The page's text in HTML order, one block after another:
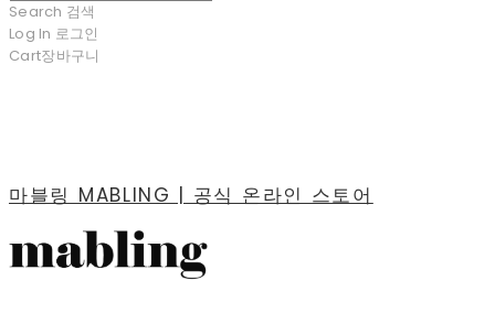
Search 검색
Log In 로그인
Cart장바구니
마블링 MABLING | 공식 온라인 스토어